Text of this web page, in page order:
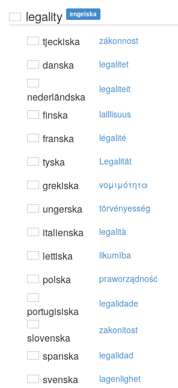
legality engelska
tjeckiska zákonnost
danska legalitet
nederländska
legaliteit
finska laillisuus
franska légalité
tyska Legalität
grekiska voμιμότητα
ungerska törvényesség
italienska legalità
lettiska likumība
polska praworządność
portugisiska
legalidade
slovenska
zakonitost
spanska legalidad
svenska lagenlighet